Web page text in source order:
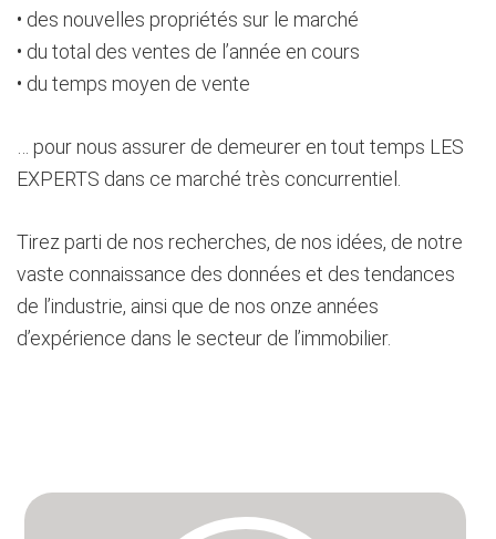
• des nouvelles propriétés sur le marché
• du total des ventes de l’année en cours
• du temps moyen de vente
… pour nous assurer de demeurer en tout temps LES
EXPERTS dans ce marché très concurrentiel.
Tirez parti de nos recherches, de nos idées, de notre
vaste connaissance des données et des tendances
de l’industrie, ainsi que de nos onze années
d’expérience dans le secteur de l’immobilier.
Primary